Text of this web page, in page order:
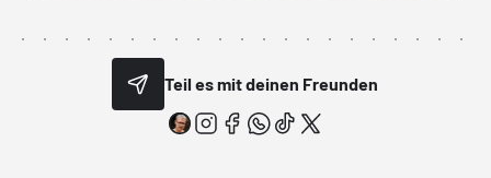
Teil es mit deinen Freunden